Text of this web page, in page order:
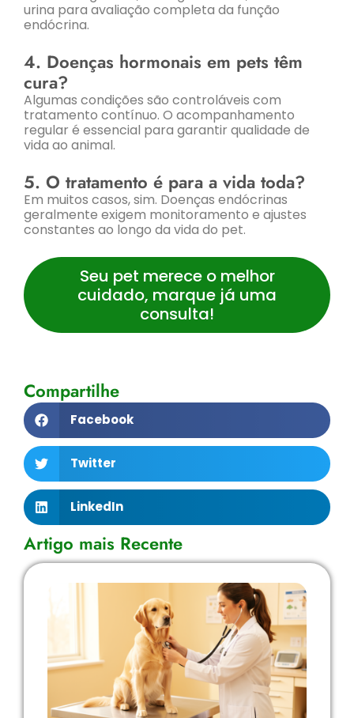
urina para avaliação completa da função
endócrina.
4. Doenças hormonais em pets têm
cura?
Algumas condições são controláveis com
tratamento contínuo. O acompanhamento
regular é essencial para garantir qualidade de
vida ao animal.
5. O tratamento é para a vida toda?
Em muitos casos, sim. Doenças endócrinas
geralmente exigem monitoramento e ajustes
constantes ao longo da vida do pet.
Seu pet merece o melhor
cuidado, marque já uma
consulta!
Compartilhe
Facebook
Twitter
LinkedIn
Artigo mais Recente